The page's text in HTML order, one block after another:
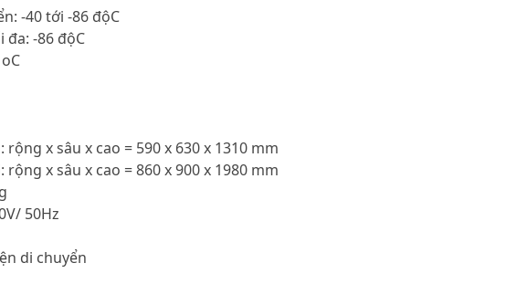
-40 tới -86 độC
đa: -86 độC
x sâu x cao = 590 x 630 x 1310 mm
x sâu x cao = 860 x 900 x 1980 mm
50Hz
di chuyển